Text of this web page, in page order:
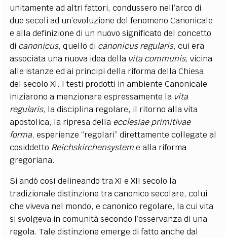
unitamente ad altri fattori, condussero nell’arco di
due secoli ad un’evoluzione del fenomeno Canonicale
e alla definizione di un nuovo significato del concetto
di canonicus, quello di canonicus regularis, cui era
associata una nuova idea della vita communis, vicina
alle istanze ed ai principi della riforma della Chiesa
del secolo XI. I testi prodotti in ambiente Canonicale
iniziarono a menzionare espressamente la vita
regularis, la disciplina regolare, il ritorno alla vita
apostolica, la ripresa della ecclesiae primitivae
forma, esperienze “regolari” direttamente collegate al
cosiddetto Reichskirchensysteme alla riforma
gregoriana.
Si andò così delineando tra XI e XII secolo la
tradizionale distinzione tra canonico secolare, colui
che viveva nel mondo, e canonico regolare, la cui vita
si svolgeva in comunità secondo l’osservanza di una
regola. Tale distinzione emerge di fatto anche dal